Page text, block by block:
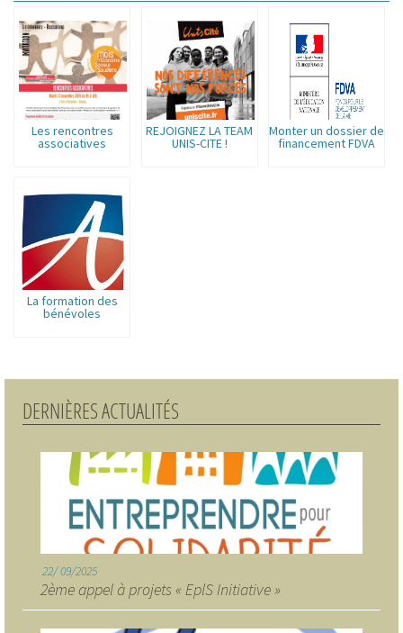
Les rencontres
associatives
REJOIGNEZ LA TEAM
UNIS-CITE !
Monter un dossier de
financement FDVA
La formation des
bénévoles
DERNIÈRES ACTUALITÉS
22 09/2025
2ème appel à projets « EplS Initiative »